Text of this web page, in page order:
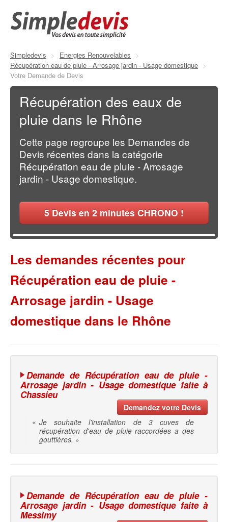
Simpledevis > Energies Renouvelables
>
Récupération eau de pluie - Arrosage jardin - Usage domestique >
Votre Demande de Devis
Récupération des eaux de
pluie dans le Rhône
Cette page regroupe les Demandes de
Devis récentes dans la catégorie
Récupération eau de pluie - Arrosage
jardin - Usage domestique.
5 Devis en 2 minutes CHRONO !
Les demandes récentes pour
Récupération eau de pluie -
Arrosage jardin - Usage
domestique dans le Rhône
Demande de Récupération eau de pluie -
Arrosage jardin - Usage domestique faite à
Chassieu
Demandez votre Devis
« Je souhaite l'installation de 3 cuves de
récupération d'eau de pluie raccordées a des
gouttières. »
Demande de Récupération eau de pluie -
Arrosage jardin - Usage domestique faite à
Messimy